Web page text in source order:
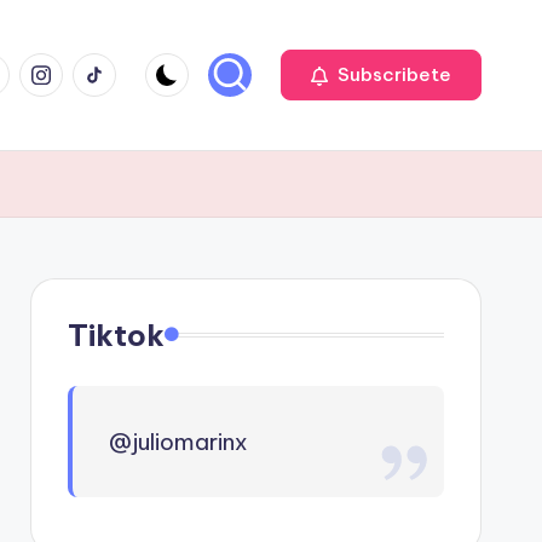
Instagram
TIKTOK Subscribete
Tiktok
@juliomarinx